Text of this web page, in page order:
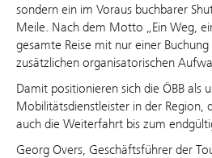
sondern ein im Voraus buchbarer
Meile. Nach dem Motto „Ein Weg,
gesamte Reise mit nur einer
zusätzlichen organisatorischen
Damit positionieren sich die ÖBB als
Mobilitätsdienstleister in der Region,
auch die Weiterfahrt bis zum
Georg Overs, Geschäftsführer der